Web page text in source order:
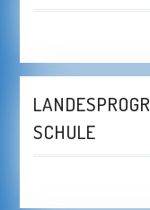
SCHULE